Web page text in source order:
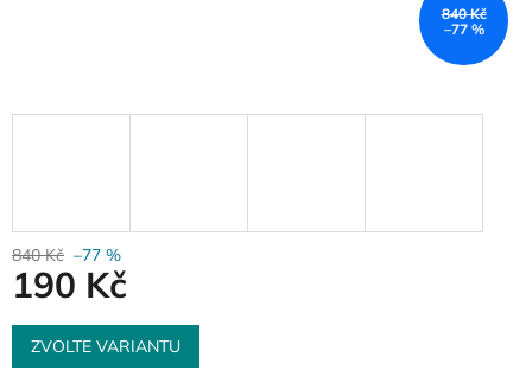
840 Kč
–77 %
840 Kč –77 %
190 Kč
Měrná
cena:
ZVOLTE VARIANTU